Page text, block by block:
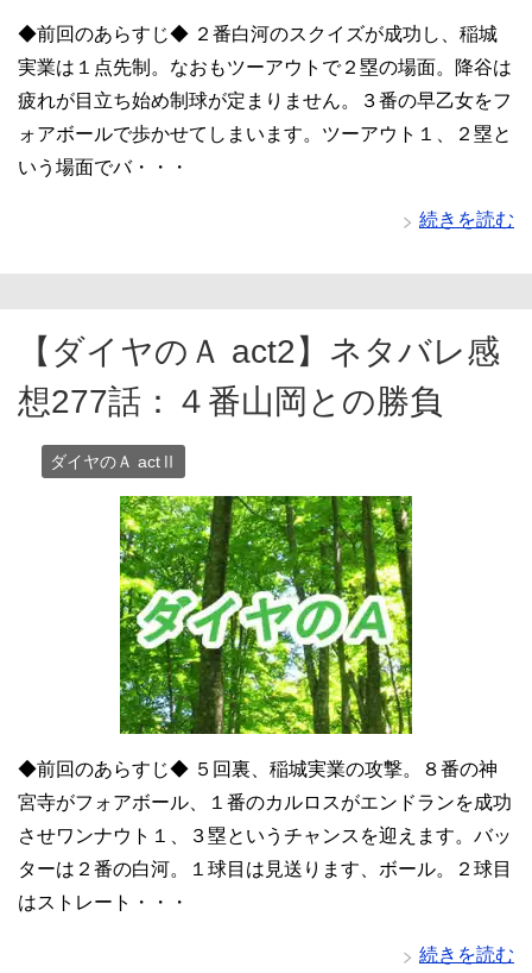
◆前回のあらすじ◆ ２番白河のスクイズが成功し、稲城
実業は１点先制。なおもツーアウトで２塁の場面。降谷は
疲れが目立ち始め制球が定まりません。３番の早乙女をフ
ォアボールで歩かせてしまいます。ツーアウト１、２塁と
いう場面でバ・・・
続きを読む
【ダイヤのＡ act2】ネタバレ感
想277話：４番山岡との勝負
ダイヤのＡ actⅡ
◆前回のあらすじ◆ ５回裏、稲城実業の攻撃。８番の神
宮寺がフォアボール、１番のカルロスがエンドランを成功
させワンナウト１、３塁というチャンスを迎えます。バッ
ターは２番の白河。１球目は見送ります、ボール。２球目
はストレート・・・
続きを読む